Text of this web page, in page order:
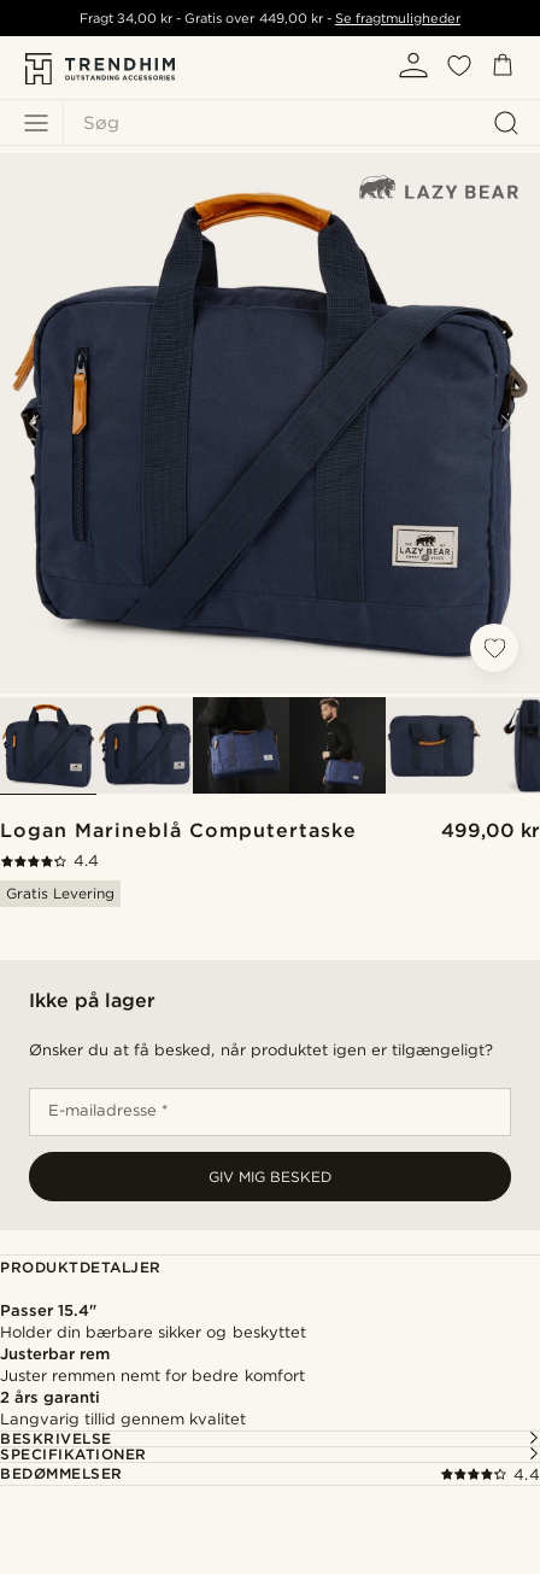
Søg
Fragt34,00 kr - Gratis over 449,00 kr- Se fragtmuligheder
Logan Marineblå Computertaske 499,00 kr
4.4
Gratis Levering
Ikke på lager
Ønsker du at få besked, når produktet igen er tilgængeligt?
E-mailadresse *
GIV MIG BESKED
PRODUKTDETALJER
Passer 15.4"
Holder din bærbare sikker og beskyttet
Justerbar rem
Juster remmen nemt for bedre komfort
2 års garanti
Langvarig tillid gennem kvalitet
BESKRIVELSE
SPECIFIKATIONER
BEDØMMELSER
4.4